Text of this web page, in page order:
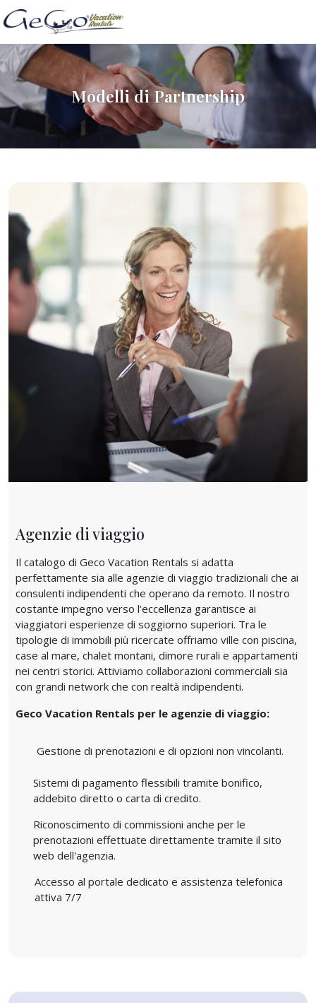
Modelli di Partnership
Agenzie di viaggio
Il catalogo di Geco Vacation Rentals si adatta
perfettamente sia alle agenzie di viaggio tradizionali che ai
consulenti indipendenti che operano da remoto. Il nostro
costante impegno verso l'eccellenza garantisce ai
viaggiatori esperienze di soggiorno superiori. Tra le
tipologie di immobili più ricercate offriamo ville con piscina,
case al mare, chalet montani, dimore rurali e appartamenti
nei centri storici. Attiviamo collaborazioni commerciali sia
con grandi network che con realtà indipendenti.
Geco Vacation Rentals per le agenzie di viaggio:
Gestione di prenotazioni e di opzioni non vincolanti.
Sistemi di pagamento flessibili tramite bonifico,
addebito diretto o carta di credito.
Riconoscimento di commissioni anche per le
prenotazioni effettuate direttamente tramite il sito
web dell'agenzia.
Accesso al portale dedicato e assistenza telefonica
attiva 7/7